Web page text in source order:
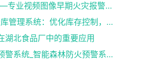
智慧消防 火眼护航—专业视频图像早期火灾报警系统
枣庄市WMS智能仓库管理系统：优化库存控制，提升物流效率
湖北食品厂中的重要应用
智能森林消防监测预警系统_智能森林防火预警系统_智能森林消防防火解决方案